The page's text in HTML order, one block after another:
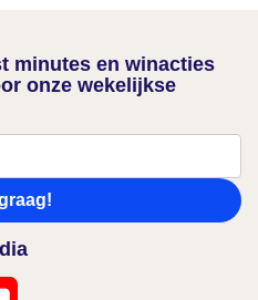
minutes en winacties
onze wekelijkse